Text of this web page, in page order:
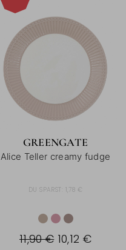
GREENGATE
Alice Teller creamy fudge
DU SPARST: 1,78 €
11,90 € 10,12 €